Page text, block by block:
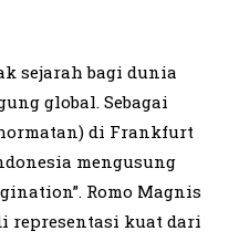
sejarah bagi dunia
global. Sebagai
di Frankfurt
mengusung
Romo Magnis
representasi kuat dari